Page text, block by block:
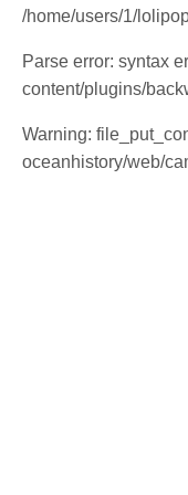
/home/users/1/
Parse error: syntax
content/plugins/
Warning:
oceanhistory/web/